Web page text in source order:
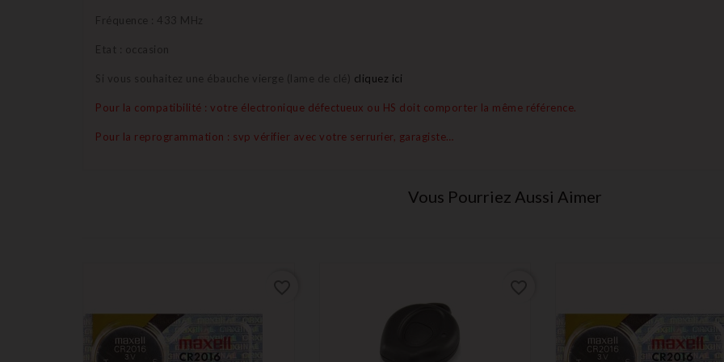
Fréquence : 433 MHz
Etat : occasion
Si vous souhaitez une ébauche vierge (lame de clé) cliquez ici
Pour la compatibilité : votre électronique défectueux ou HS doit comporter la même référence.
Pour la reprogrammation : svp vérifier avec votre serrurier, garagiste…
Vous Pourriez Aussi Aimer